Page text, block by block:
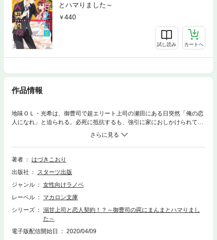
とハマりました～
440
試し読み カートへ
作品情報
地味ＯＬ・光希は、御曹司で超エリート上司の瀬田にある日突然「俺の恋
人になれ」と迫られる。必死に抵抗するも、強引に家におしかけられてし
まい、まさかの恋人契約がスタート！ 愛なんてないはずなのに、普段の
クールな姿からは想像もつかないほど優しく大事にしてくれる瀬田。「ほ
かの男に持っていかれるなんて、我慢できない」――耳元で甘く囁く彼
に、光希は四六時中ドキドキさせられっぱなしで…!?
著者
はづきこおり
出版社
スターツ出版
ジャンル
女性向けラノベ
レーベル
マカロン文庫
シリーズ
溺甘上司と恋人契約！？～御曹司の罠にまんまとハマりまし
た～
電子版配信開始日
2020/04/09